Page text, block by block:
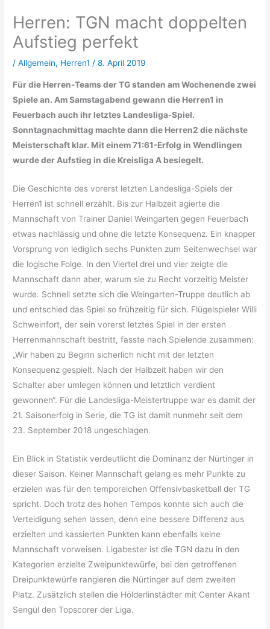
Herren: TGN macht doppelten
Aufstieg perfekt
/Allgemein, Herren1 /8. April 2019
Für die Herren-Teams der TG standen am Wochenende zwei
Spiele an. Am Samstagabend gewann die Herren1 in
Feuerbach auch ihr letztes Landesliga-Spiel.
Sonntagnachmittag machte dann die Herren2 die nächste
Meisterschaft klar. Mit einem 71:61-Erfolg in Wendlingen
wurde der Aufstieg in die Kreisliga A besiegelt.
Die Geschichte des vorerst letzten Landesliga-Spiels der
Herren1 ist schnell erzählt. Bis zur Halbzeit agierte die
Mannschaft von Trainer Daniel Weingarten gegen Feuerbach
etwas nachlässig und ohne die letzte Konsequenz. Ein knapper
Vorsprung von lediglich sechs Punkten zum Seitenwechsel war
die logische Folge. In den Viertel drei und vier zeigte die
Mannschaft dann aber, warum sie zu Recht vorzeitig Meister
wurde. Schnell setzte sich die Weingarten-Truppe deutlich ab
und entschied das Spiel so frühzeitig für sich. Flügelspieler Willi
Schweinfort, der sein vorerst letztes Spiel in der ersten
Herrenmannschaft bestritt, fasste nach Spielende zusammen:
„Wir haben zu Beginn sicherlich nicht mit der letzten
Konsequenz gespielt. Nach der Halbzeit haben wir den
Schalter aber umlegen können und letztlich verdient
gewonnen“. Für die Landesliga-Meistertruppe war es damit der
21. Saisonerfolg in Serie, die TG ist damit nunmehr seit dem
23. September 2018 ungeschlagen.
Ein Blick in Statistik verdeutlicht die Dominanz der Nürtinger in
dieser Saison. Keiner Mannschaft gelang es mehr Punkte zu
erzielen was für den temporeichen Offensivbasketball der TG
spricht. Doch trotz des hohen Tempos konnte sich auch die
Verteidigung sehen lassen, denn eine bessere Differenz aus
erzielten und kassierten Punkten kann ebenfalls keine
Mannschaft vorweisen. Ligabester ist die TGN dazu in den
Kategorien erzielte Zweipunktewürfe, bei den getroffenen
Dreipunktewürfe rangieren die Nürtinger auf dem zweiten
Platz. Zusätzlich stellen die Hölderlinstädter mit Center Akant
Sengül den Topscorer der Liga.